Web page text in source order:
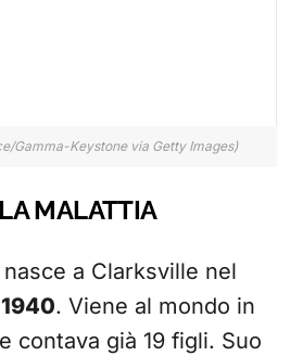
Gamma-Keystone via Getty Images)
MALATTIA
a Clarksville nel
1940. Viene al mondo in
contava già 19 figli. Suo